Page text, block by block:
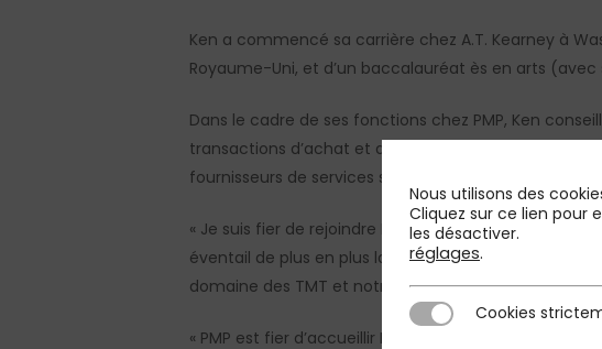
Ken a commencé sa carrière chez A.T. Kearney à
Royaume-Uni, et d’un baccalauréat ès en arts
Dans le cadre de ses fonctions chez PMP, Ken
transactions d’achat et de vente en Europe, en
fournisseurs de services sur des questions
« Je suis fier de rejoindre PMP qui se développe à
éventail de plus en plus large de clients dans de
domaine des TMT et notre capacité à mettre la
« PMP est fier d’accueillir Ken Campbell au sein de
Nous utilisons des
Cliquez sur ce lien pour
les désactiver.
réglages.
Cookies strictement
Cookies